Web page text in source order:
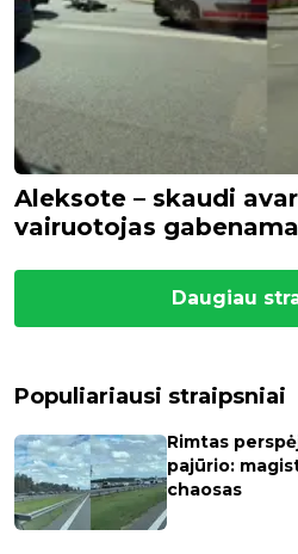
Aleksote – skaudi
vairuotojas
Daugiau
Populiariausi straipsniai
Rimtas
pajūrio:
chaosas